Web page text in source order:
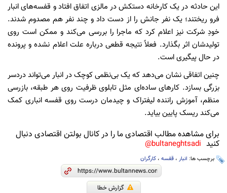
این حادثه در یک کارخانه دستکش در مالزی اتفاق افتاد و قفسه‌های انبار
فرو ریختند؛ یک نفر جانش را از دست داد و چند نفر هم مصدوم شدند.
خودِ شرکت نیز اعلام کرد که ماجرا را بررسی می‌کند و ممکن است روی
تولیدشان اثر بگذارد. فعلاً نتیجه قطعی درباره علت اعلام نشده و پرونده
در حال پیگیری است.
چنین اتفاقی نشان می‌دهد که یک بی‌نظمی کوچک در انبار می‌تواند دردسر
بزرگی بسازد. کارهای ساده‌ای مثل تابلوی ظرفیت روی هر طبقه، بازرسی
منظم، آموزش راننده لیفتراک و چیدمان درست روی قفسه انباری کمک
می‌کند ریسک پایین بیاید.
برای مشاهده مطالب اقتصادی ما را در کانال بولتن اقتصادی دنبال
کنید bultaneghtsadi@
برچسب ها: انبار ، قفسه ، کارگران
گزارش خطا